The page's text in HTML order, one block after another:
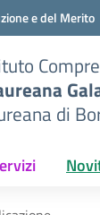
e del Merito
di